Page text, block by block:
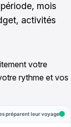
mois
activités
votre
rythme et vos